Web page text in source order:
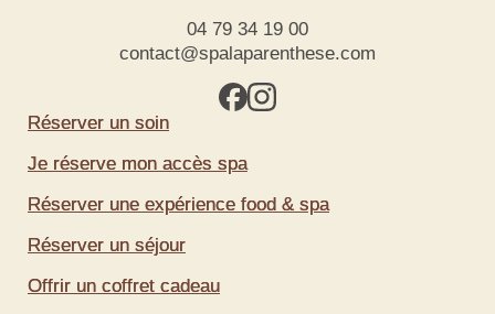
04 79 34 19 00
contact@spalaparenthese.com
Réserver un soin
Je réserve mon accès spa
Réserver une expérience food & spa
Réserver un séjour
Offrir un coffret cadeau